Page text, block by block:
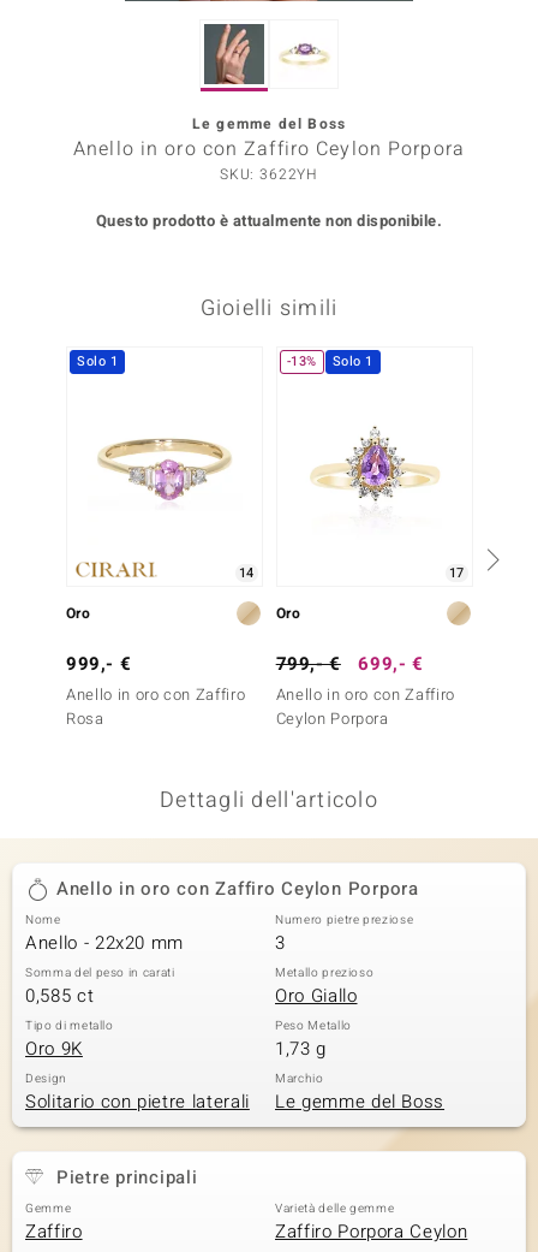
SELECTION
Collection
Classics
Le gemme del Boss
Anello in oro con Zaffiro Ceylon Porpora
SKU: 3622YH
Questo prodotto è attualmente non disponibile.
Gioielli simili
Solo 1
14
Oro
999,- €
Anello in oro con Zaffiro
Rosa
-13% Solo 1
17
Oro
799,- € 699,- €
Anello in oro con Zaffiro
Ceylon Porpora
Dettagli dell'articolo
Anello in oro con Zaffiro Ceylon Porpora
Nome
Anello - 22x20 mm
Numero pietre preziose
3
Somma del peso in carati
0,585 ct
Metallo prezioso
Oro Giallo
Tipo di metallo
Oro 9K
Peso Metallo
1,73 g
Design
Solitario con pietre laterali
Marchio
Le gemme del Boss
Pietre principali
Gemme
Zaffiro
Varietà delle gemme
Zaffiro Porpora Ceylon